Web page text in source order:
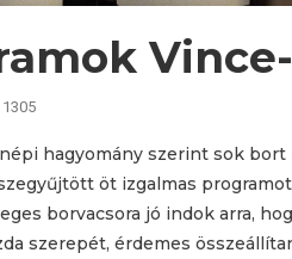
1305
hagyomány szerint sok
öt izgalmas
borvacsora jó indok arra,
szerepét, érdemes